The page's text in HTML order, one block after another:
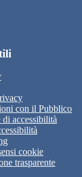
con il Pubblico
accessibilità
cookie
trasparente